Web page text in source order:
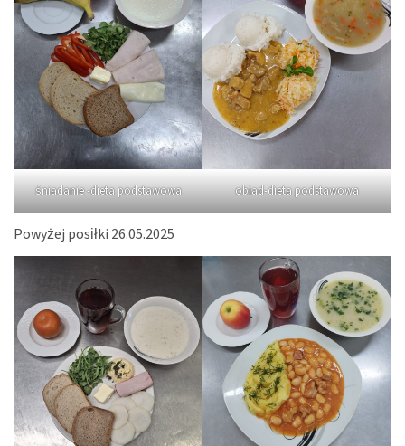
śniadanie -dieta podstawowa obiad-dieta podstawowa
Powyżej posiłki 26.05.2025